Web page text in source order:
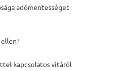
adómentességet
kapcsolatos vitáról